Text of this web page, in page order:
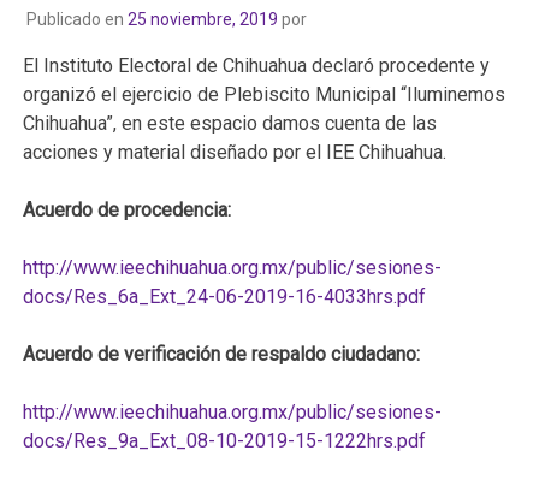
Publicado en 25 noviembre, 2019 por
El Instituto Electoral de Chihuahua declaró procedente y
organizó el ejercicio de Plebiscito Municipal “Iluminemos
Chihuahua”, en este espacio damos cuenta de las
acciones y material diseñado por el IEE Chihuahua.
Acuerdo de procedencia:
http://www.ieechihuahua.org.mx/public/sesiones-
docs/Res_6a_Ext_24-06-2019-16-4033hrs.pdf
Acuerdo de verificación de respaldo ciudadano:
http://www.ieechihuahua.org.mx/public/sesiones-
docs/Res_9a_Ext_08-10-2019-15-1222hrs.pdf